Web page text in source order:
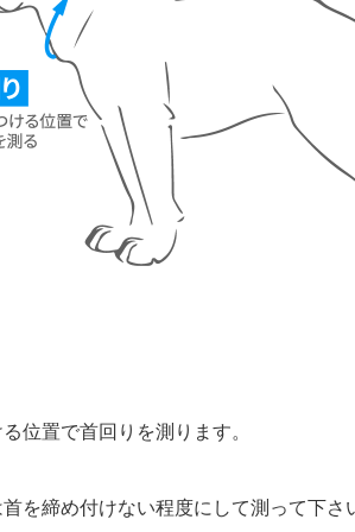
位置で首回りを測ります。
首を締め付けない程度にして測って下さ